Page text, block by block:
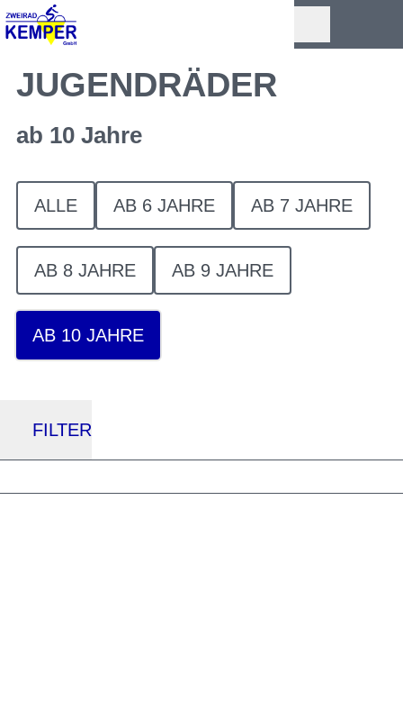
JUGENDRÄDER
ab 10 Jahre
ALLE AB 6 JAHRE AB 7 JAHRE
AB 8 JAHRE AB 9 JAHRE
AB 10 JAHRE
FILTER